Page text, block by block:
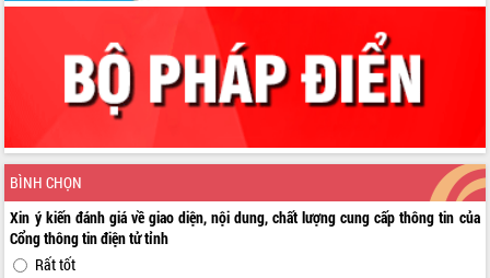
BÌNH CHỌN
Xin ý kiến đánh giá về giao diện, nội dung, chất lượng cung cấp thông tin của
Cổng thông tin điện tử tỉnh
Rất tốt